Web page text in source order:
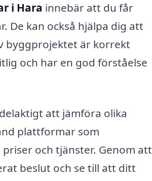
i Hara innebär att du får
De kan också hjälpa dig att
byggprojektet är korrekt
och har en god förståelse
att jämföra olika
plattformar som
och tjänster. Genom att
beslut och se till att ditt